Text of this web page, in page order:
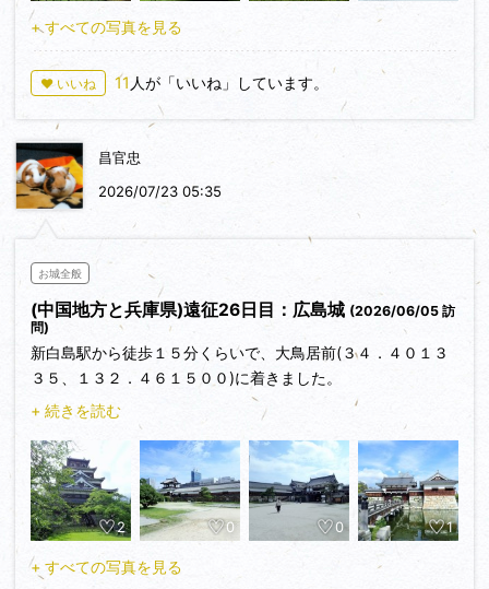
③：原爆被災説明板（３４．３９５０３１、１３２．４５２
８２１）
④：平和の鐘（３４．３９４８８６、１３２．４５２４４
８）
⑤：原爆供養塔（３４．３９４４２８、１３２．４５２００
５）
⑥：原爆の子の像（３４．３９４１３４、１３２．４５２７
９７）
原爆ドームは、第2次世界大戦末期に人類史上初めて使用され
た核兵器により、被爆した建物です。
ほぼ被爆した当時の姿のまま立ち続ける原爆ドームは、核兵器
の惨禍を伝えるものであり、時代を超えて核兵器の廃絶と世界
の恒久平和の大切さを訴え続ける人類共通の平和記念碑です。
攻城時間は５０分くらいでした。本日の城巡りは、ここがラス
トです。
歩行歩数＝３３３５１歩、歩行距離＝２３．３Kｍです。
本日の宿泊先に徒歩で向かいました。
+ すべての写真を見る
♥ いいね 11 人が「いいね」しています。
昌官忠
2026/07/23 05:35
お城全般
(中国地方と兵庫県)遠征26日目：広島城 (2026/06/05 訪
問)
新白島駅から徒歩１５分くらいで、大鳥居前(３４．４０１３
３５、１３２．４６１５００)に着きました。
広島城は今回2回目の攻城です。前回は2019年3月13日に来ま
した。
天守閣、平櫓、多聞櫓、太鼓櫓、表御門などを確認しました。
ちなみに正面から天守閣の写真は多数の観光客の顔がバッチリ
写っている為、投稿せずに東小天守跡から撮った写真を投稿し
ます。
攻城時間は３０分くらいでした。宿泊先のホテルに戻る前に原
+ 続きを読む
2 0 0 1
+ すべての写真を見る